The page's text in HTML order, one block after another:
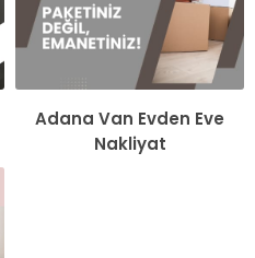
Adana Van Evden Eve
Nakliyat